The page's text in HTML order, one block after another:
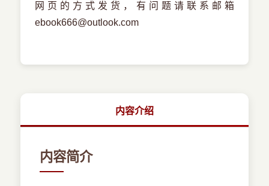
网页的方式发货，有问题请联系邮箱
ebook666@outlook.com
内容介绍
内容简介